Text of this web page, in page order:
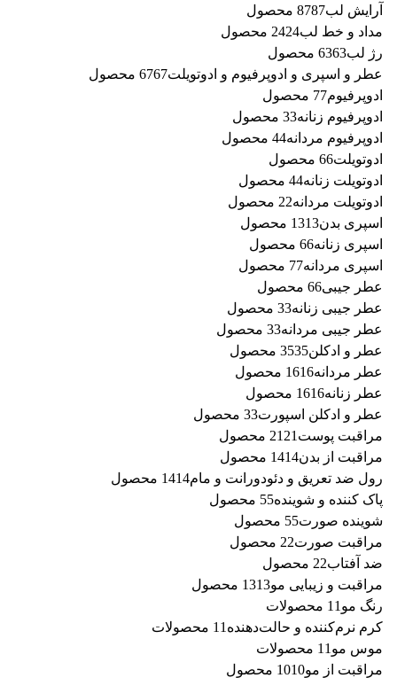
آرایش لب
8787 محصول
مداد و خط لب
2424 محصول
رژ لب
6363 محصول
عطر و اسپری و ادوپرفیوم و ادوتویلت
6767 محصول
ادوپرفیوم 77 محصول
ادوپرفیوم زنانه 33 محصول
ادوپرفیوم مردانه 44 محصول
ادوتویلت 66 محصول
ادوتویلت زنانه 44 محصول
ادوتویلت مردانه 22 محصول
اسپری بدن
1313 محصول
اسپری زنانه 66 محصول
اسپری مردانه 77 محصول
عطر جیبی 66 محصول
عطر جیبی زنانه 33 محصول
عطر جیبی مردانه 33 محصول
عطر و ادکلن
3535 محصول
عطر مردانه
1616 محصول
عطر زنانه
1616 محصول
عطر و ادکلن اسپورت 33 محصول
مراقبت پوست
21 21 محصول
مراقبت از بدن
1414 محصول
رول ضد تعریق و دئودورانت و مام
1414 محصول
پاک کننده و شوینده 55 محصول
شوینده صورت 55 محصول
مراقبت صورت 22 محصول
ضد آفتاب 22 محصول
مراقبت و زیبایی مو
1313 محصول
رنگ مو
1 1 محصولات
کرم نرم‌کننده و حالت‌دهنده
1 1 محصولات
موس مو
1 1 محصولات
مراقبت از مو
1010 محصول